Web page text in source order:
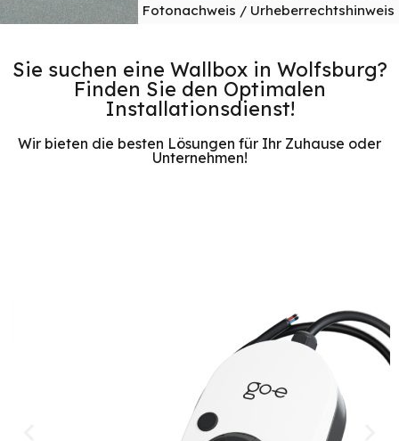
Fotonachweis / Urheberrechtshinweis
Sie suchen eine Wallbox in Wolfsburg?
Finden Sie den Optimalen
Installationsdienst!
Wir bieten die besten Lösungen für Ihr Zuhause oder
Unternehmen!